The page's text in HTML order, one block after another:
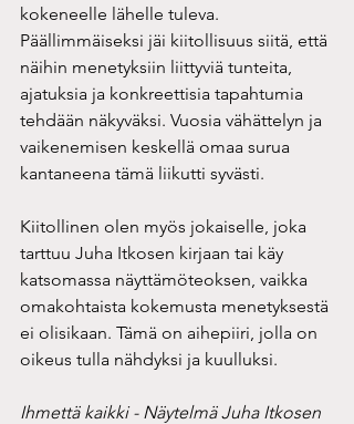
kokeneelle lähelle tuleva.
Päällimmäiseksi jäi kiitollisuus siitä, että
näihin menetyksiin liittyviä tunteita,
ajatuksia ja konkreettisia tapahtumia
tehdään näkyväksi. Vuosia vähättelyn ja
vaikenemisen keskellä omaa surua
kantaneena tämä liikutti syvästi.
Kiitollinen olen myös jokaiselle, joka
tarttuu Juha Itkosen kirjaan tai käy
katsomassa näyttämöteoksen, vaikka
omakohtaista kokemusta menetyksestä
ei olisikaan. Tämä on aihepiiri, jolla on
oikeus tulla nähdyksi ja kuulluksi.
Ihmettä kaikki - Näytelmä Juha Itkosen